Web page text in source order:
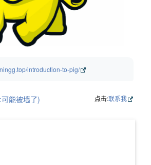
introduction-to-pig/
点击:联系我
能被墙了)